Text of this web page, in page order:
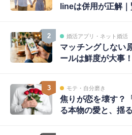
lineは併用が正解
2 婚活アプリ・ネット婚活
マッチングしない
ールは鮮度が大事
3 モテ・自分磨き
焦りが恋を壊す？
る本物の愛と、揺